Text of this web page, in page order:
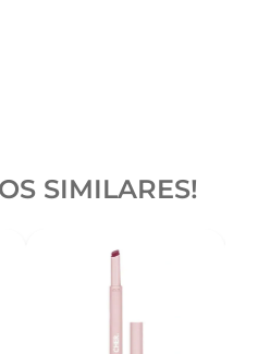
SIMILARES!